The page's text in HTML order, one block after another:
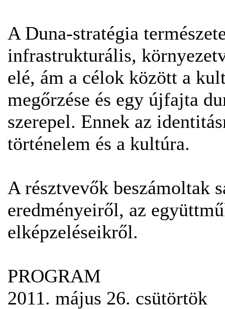
A Duna-stratégia
infrastrukturális,
elé, ám a célok között a
megőrzése és egy újfajta
szerepel. Ennek az
történelem és a kultúra.
A résztvevők beszámoltak
eredményeiről, az
elképzeléseikről.
PROGRAM
2011. május 26. csütörtök